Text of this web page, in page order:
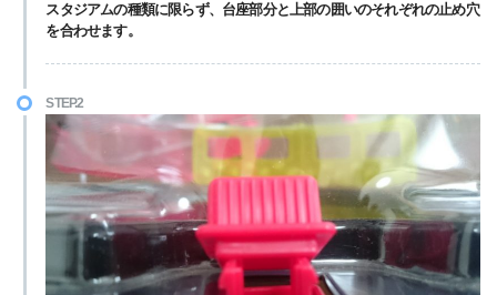
スタジアムの種類に限らず、台座部分と上部の囲いのそれぞれの止め穴
を合わせます。
STEP.2